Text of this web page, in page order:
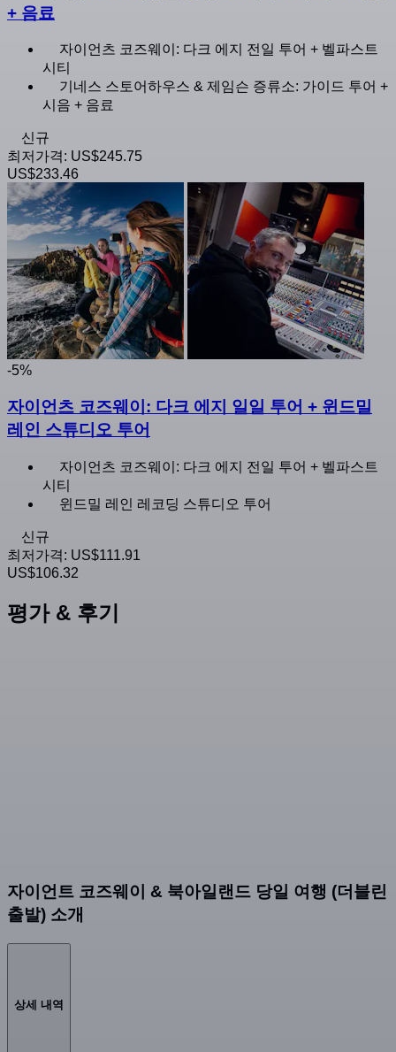
+ 음료
자이언츠 코즈웨이: 다크 에지 전일 투어 + 벨파스트
시티
기네스 스토어하우스 & 제임슨 증류소: 가이드 투어 +
시음 + 음료
신규
최저가격: US$245.75
US$233.46
-5%
자이언츠 코즈웨이: 다크 에지 일일 투어 + 윈드밀
레인 스튜디오 투어
자이언츠 코즈웨이: 다크 에지 전일 투어 + 벨파스트
시티
윈드밀 레인 레코딩 스튜디오 투어
신규
최저가격: US$111.91
US$106.32
평가 & 후기
자이언트 코즈웨이 & 북아일랜드 당일 여행 (더블린
출발) 소개
상세 내역